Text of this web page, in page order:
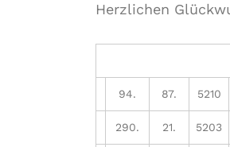
Herzlichen
94. 87. 5210
290. 21. 5203